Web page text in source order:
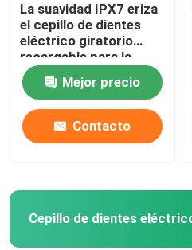
La suavidad IPX7 eriza
el cepillo de dientes
eléctrico giratorio
recargable para la
protección de la goma
Mejor precio
Contacto